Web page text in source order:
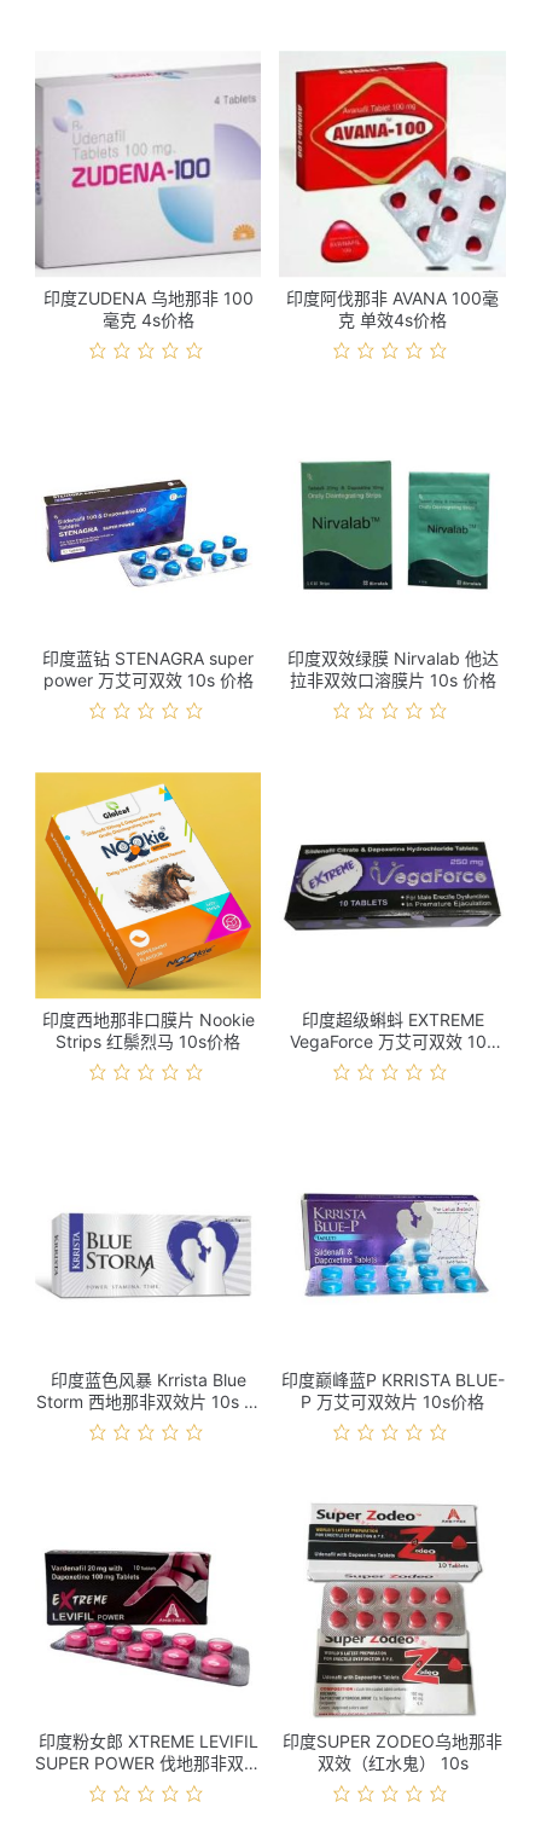
印度ZUDENA 乌地那非 100
毫克 4s价格
印度阿伐那非 AVANA 100毫
克 单效4s价格
印度蓝钻 STENAGRA super
power 万艾可双效 10s 价格
印度双效绿膜 Nirvalab 他达
拉非双效口溶膜片 10s 价格
印度西地那非口膜片 Nookie
Strips 红鬃烈马 10s价格
印度超级蝌蚪 EXTREME
VegaForce 万艾可双效 10s
价格
印度蓝色风暴 Krrista Blue
Storm 西地那非双效片 10s 价
格
印度巅峰蓝P KRRISTA BLUE-
P 万艾可双效片 10s价格
印度粉女郎 XTREME LEVIFIL
SUPER POWER 伐地那非双效
10s 价格
印度SUPER ZODEO乌地那非
双效（红水鬼） 10s